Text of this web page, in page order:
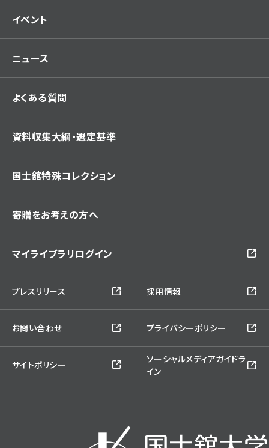
イベント
ニュース
よくある質問
資料収集大綱・選定基準
国士舘特殊コレクション
寄贈をお考えの方へ
マイライブラリログイン
プレスリリース 採用情報
お問い合わせ プライバシーポリシー
サイトポリシー
ソーシャルメディアガイドラ
イン